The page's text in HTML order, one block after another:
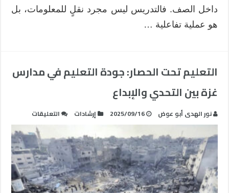
داخل الصف. فالتدريس ليس مجرد نقلٍ للمعلومات، بل
هو عملية تفاعلية …
التعليم تحت الحصار: جودة التعليم في مدارس
غزة بين التحدي والإبداع
نور الهدى أبو عوض 2025/09/16 إرشادات التعليقات
التعليم
تحت
الحصار:
جودة
التعليم
في